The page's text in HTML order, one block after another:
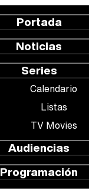
Portada
Noticias
Series
Calendario
Listas
TV Movies
Audiencias
Programación